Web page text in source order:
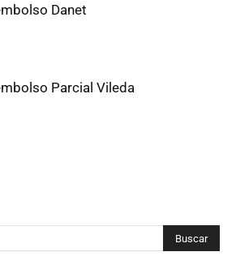
Danet
Parcial Vileda